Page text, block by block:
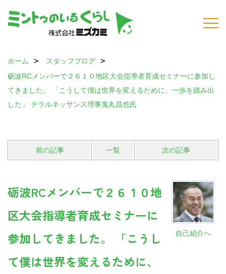
ホーム
スタッフブログ
砺波RCメンバーで２６１０地区大会指導者育成セミナーに参加し
てきました。 「こうして僕は世界を変えるために、一歩を踏み出
した」 テラルネッサンス理事鬼丸昌也氏
前の記事 一覧 次の記事
自己紹介へ
砺波RCメンバーで２６１０地
区大会指導者育成セミナーに
参加してきました。 「こうし
て僕は世界を変えるために、